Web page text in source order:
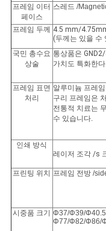
프레임 이터
페이스
스레드 /
프레임 두께
4.5 mm/
(두께는 있을 수
국민 총수요
상술
통상품은
가치도 특화한
프레임 표면
처리
알루미늄 프레
구리 프레임은
전통적 치료는
수 있습니다.
인쇄 방식
레이저 조각/s
프린팅 위치 프레임 전방 /
시중품 크기
Φ37/Φ39/
Φ77/Φ82/Φ86/